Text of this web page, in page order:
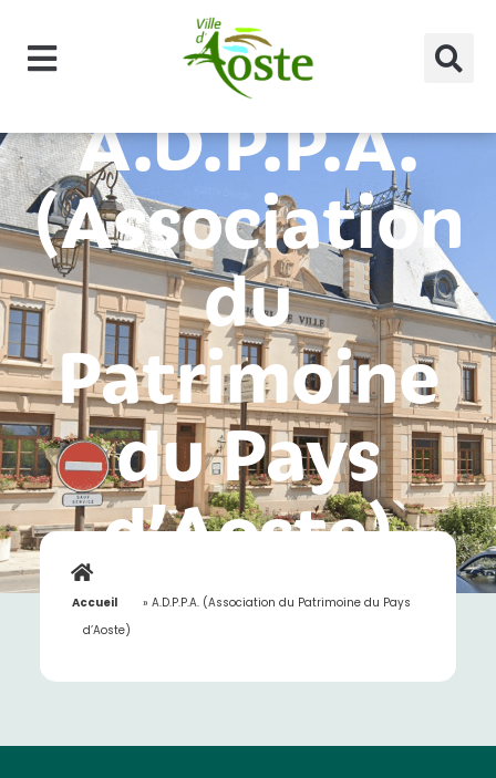
A.D.P.P.A.
(Association
du
Patrimoine
du Pays
d’Aoste)
Accueil »A.D.P.P.A. (Association du Patrimoine du Pays
d’Aoste)